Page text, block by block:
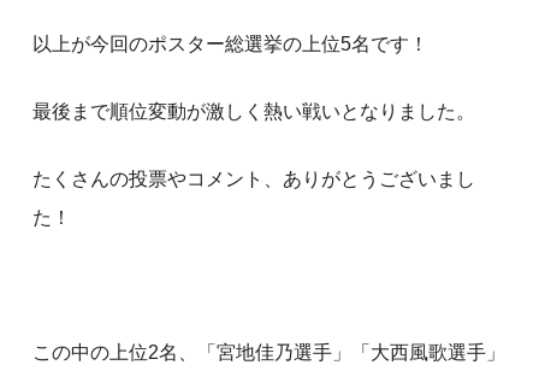
以上が今回のポスター総選挙の上位5名です！
最後まで順位変動が激しく熱い戦いとなりました。
たくさんの投票やコメント、ありがとうございまし
た！
この中の上位2名、「宮地佳乃選手」「大西風歌選手」